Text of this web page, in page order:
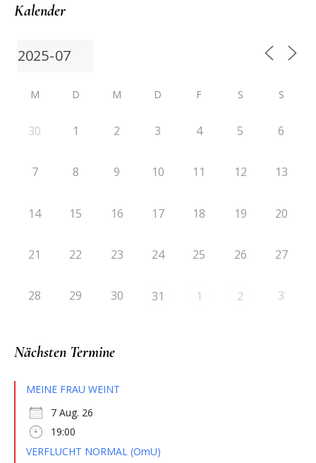
Kalender
M D M D F S S
30 1 2 3 4 5 6
7 8 9 10 11 12 13
14 15 16 17 18 19 20
21 22 23 24 25 26 27
28 29 30 31 1 2 3
Nächsten Termine
MEINE FRAU WEINT
7 Aug. 26
19:00
VERFLUCHT NORMAL (OmU)